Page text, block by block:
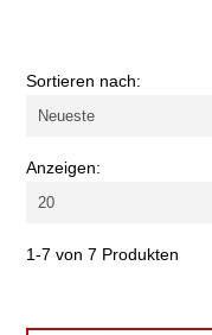
Sortieren nach:
Anzeigen:
1-7 von 7 Produkten